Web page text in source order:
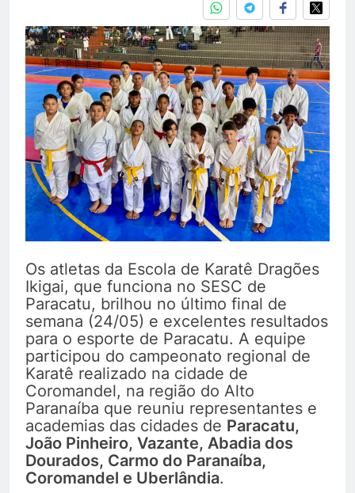
Os atletas da Escola de Karatê Dragões
Ikigai, que funciona no SESC de
Paracatu, brilhou no último final de
semana (24/05) e excelentes resultados
para o esporte de Paracatu. A equipe
participou do campeonato regional de
Karatê realizado na cidade de
Coromandel, na região do Alto
Paranaíba que reuniu representantes e
academias das cidades de Paracatu,
João Pinheiro, Vazante, Abadia dos
Dourados, Carmo do Paranaíba,
Coromandel e Uberlândia.